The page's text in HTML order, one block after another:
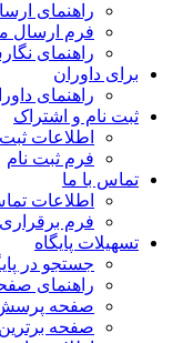
راهنمای
فرم ارسال
راهنمای
برای داوران
راهنمای
ثبت نام و اشتراک
اطلاعات
فرم ثبت نام
تماس با ما
اطلاعات
فرم برقراری
تسهیلات پایگاه
جستجو در
راهنمای
صفحه
صفحه